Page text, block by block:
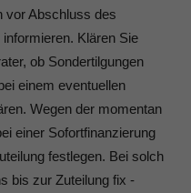
vor Abschluss des
Klären Sie
ob Sondertilgungen
einem eventuellen
Wegen der momentan
einer Sofortfinanzierung
festlegen. Bei solch
bis zur Zuteilung fix -